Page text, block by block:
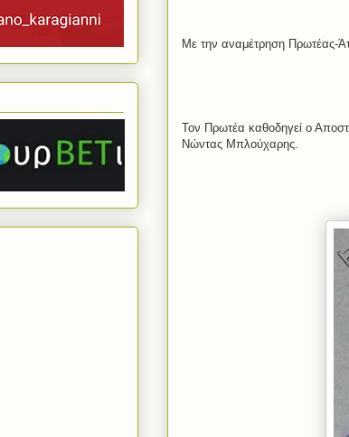
Με την αναμέτρηση Πρωτέας-
Τον Πρωτέα καθοδηγεί ο
Νώντας Μπλούχαρης.